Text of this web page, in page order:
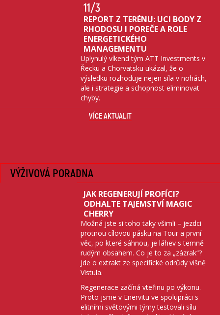
11/3
REPORT Z TERÉNU: UCI BODY Z
RHODOSU I POREČE A ROLE
ENERGETICKÉHO
MANAGEMENTU
Uplynulý víkend tým ATT Investments v
Řecku a Chorvatsku ukázal, že o
výsledku rozhoduje nejen síla v nohách,
ale i strategie a schopnost eliminovat
chyby.
VÍCE AKTUALIT
VÝŽIVOVÁ PORADNA
JAK REGENERUJÍ PROFÍCI?
ODHALTE TAJEMSTVÍ MAGIC
CHERRY
Možná jste si toho taky všimli – jezdci
protnou cílovou pásku na Tour a první
věc, po které sáhnou, je láhev s temně
rudým obsahem. Co je to za „zázrak“?
Jde o extrakt ze specifické odrůdy višně
Vistula.
Regenerace začíná vteřinu po výkonu.
Proto jsme v Enervitu ve spolupráci s
elitními světovými týmy testovali sílu